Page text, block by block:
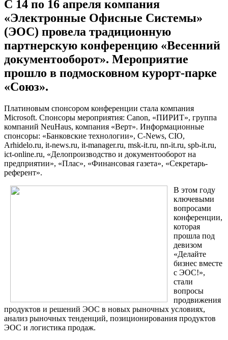
С 14 по 16 апреля компания
«Электронные Офисные Системы»
(ЭОС) провела традиционную
партнерскую конференцию «Весенний
документооборот». Мероприятие
прошло в подмосковном курорт-парке
«Союз».
Платиновым спонсором конференции стала компания
Microsoft. Спонсоры мероприятия: Canon, «ПИРИТ», группа
компаний NeuHaus, компания «Верт». Информационные
спонсоры: «Банковские технологии», C-News, CIO,
Arhidelo.ru, it-news.ru, it-manager.ru, msk-it.ru, nn-it.ru, spb-it.ru,
ict-online.ru, «Делопроизводство и документооборот на
предприятии», «Плас», «Финансовая газета», «Секретарь-
референт».
В этом году
ключевыми
вопросами
конференции,
которая
прошла под
девизом
«Делайте
бизнес вместе
с ЭОС!»,
стали
вопросы
продвижения
продуктов и решений ЭОС в новых рыночных условиях,
анализ рыночных тенденций, позиционирования продуктов
ЭОС и логистика продаж.